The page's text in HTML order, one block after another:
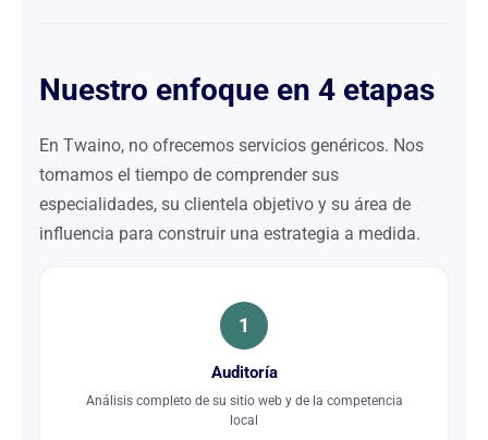
Nuestro enfoque en 4 etapas
En Twaino, no ofrecemos servicios genéricos. Nos
tomamos el tiempo de comprender sus
especialidades, su clientela objetivo y su área de
influencia para construir una estrategia a medida.
1
Auditoría
Análisis completo de su sitio web y de la competencia
local